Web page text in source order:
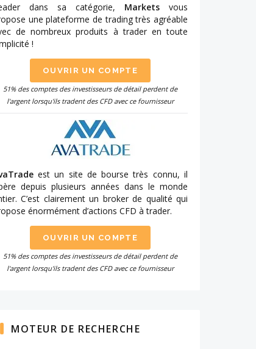
dans sa catégorie, Markets vous
une plateforme de trading très agréable
de nombreux produits à trader en toute
!
OUVRIR UN COMPTE
51% des comptes des investisseurs de détail perdent de
l'argent lorsqu'ils tradent des CFD avec ce fournisseur
est un site de bourse très connu, il
depuis plusieurs années dans le monde
C’est clairement un broker de qualité qui
énormément d’actions CFD à trader.
OUVRIR UN COMPTE
51% des comptes des investisseurs de détail perdent de
l'argent lorsqu'ils tradent des CFD avec ce fournisseur
MOTEUR DE RECHERCHE